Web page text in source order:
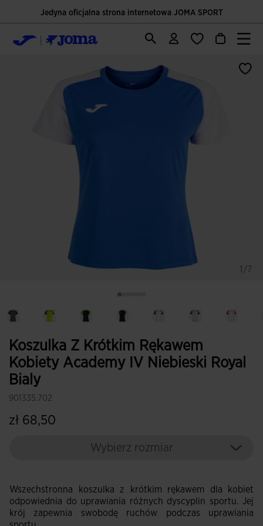
Jedyna oficjalna strona internetowa JOMA SPORT
Koszulka Z Krótkim Rękawem
Kobiety Academy IV Niebieski Royal
Bialy
901335.702
zł 68,50
Wybierz rozmiar
Wszechstronna koszulka z krótkim rękawem dla kobiet
odpowiednia do uprawiania różnych dyscyplin sportu. Jej
krój zapewnia swobodę ruchów podczas uprawiania